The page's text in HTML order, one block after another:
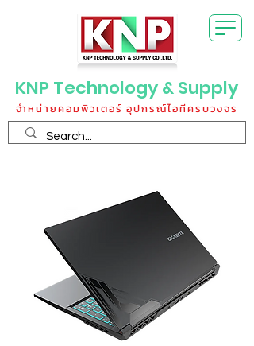
KNP Technology & Supply
จำหน่ายคอมพิวเตอร์ อุปกรณ์ไอทีครบวงจร